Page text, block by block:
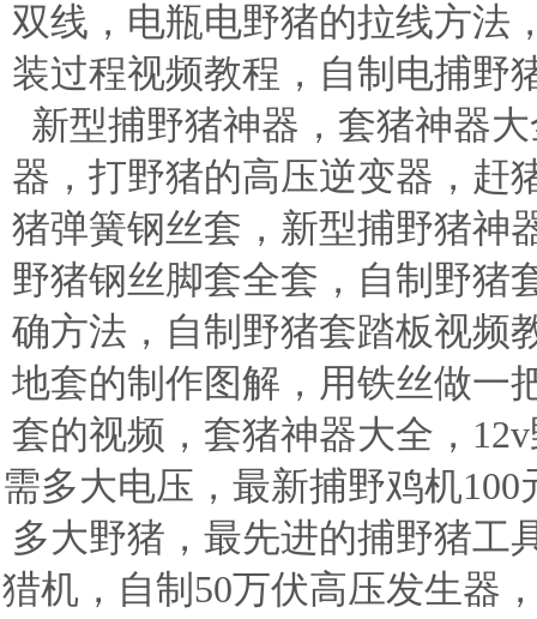
双线，电瓶电野猪的拉线方法
装过程视频教程，自制电捕野
新型捕野猪神器，套猪神器
器，打野猪的高压逆变器，赶
猪弹簧钢丝套，新型捕野猪神
野猪钢丝脚套全套，自制野猪
确方法，自制野猪套踏板视频
地套的制作图解，用铁丝做一
套的视频，套猪神器大全，
需多大电压，最新捕野鸡机
多大野猪，最先进的捕野猪工
猎机，自制50万伏高压发生器